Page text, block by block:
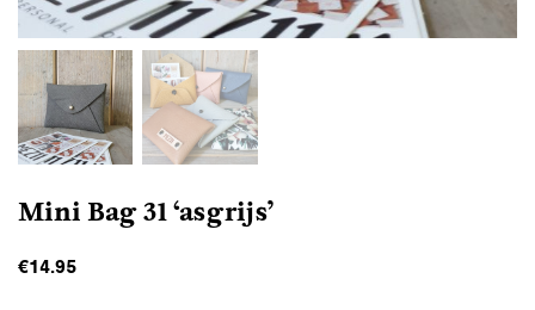
Mini Bag 31 ‘asgrijs’
€14.95